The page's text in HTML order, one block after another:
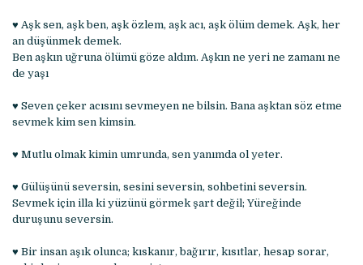
♥ Aşk sen, aşk ben, aşk özlem, aşk acı, aşk ölüm demek. Aşk, her
an düşünmek demek.
Ben aşkın uğruna ölümü göze aldım. Aşkın ne yeri ne zamanı ne
de yaşı
♥ Seven çeker acısını sevmeyen ne bilsin. Bana aşktan söz etme
sevmek kim sen kimsin.
♥ Mutlu olmak kimin umrunda, sen yanımda ol yeter.
♥ Gülüşünü seversin, sesini seversin, sohbetini seversin.
Sevmek için illa ki yüzünü görmek şart değil; Yüreğinde
duruşunu seversin.
♥ Bir insan aşık olunca; kıskanır, bağırır, kısıtlar, hesap sorar,